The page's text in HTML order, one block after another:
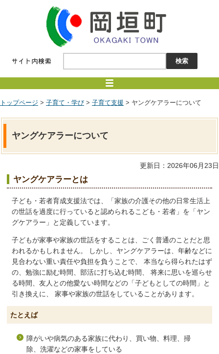
トップページ > 子育て・学び > 子育て支援 > ヤングケアラーについて
ヤングケアラーについて
更新日：2026年06月23日
ヤングケアラーとは
子ども・若者育成支援法では、「家族の介護その他の日常生活上
の世話を過度に行っていると認められるこども・若者」を「ヤン
グケアラー」と定義しています。
子どもが家事や家族の世話をすることは、ごく普通のことだと思
われるかもしれません。 しかし、ヤングケアラーは、年齢などに
見合わない重い責任や負担を負うことで、 本当なら得られたはず
の、勉強に励む時間、部活に打ち込む時間、 将来に思いを巡らせ
る時間、友人との他愛ない時間などの「子どもとしての時間」と
引き換えに、 家事や家族の世話をしていることがあります。
たとえば
障がいや病気のある家族に代わり、買い物、料理、掃
除、洗濯などの家事をしている